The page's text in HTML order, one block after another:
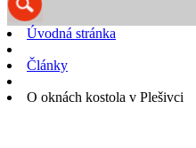
Úvodná stránka
Články
O oknách kostola v Plešivci